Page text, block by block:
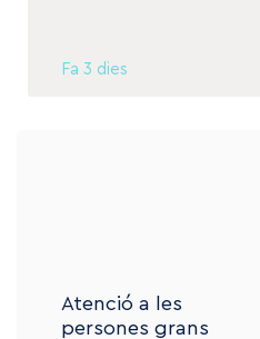
Fa 3 dies
Atenció a les
persones grans